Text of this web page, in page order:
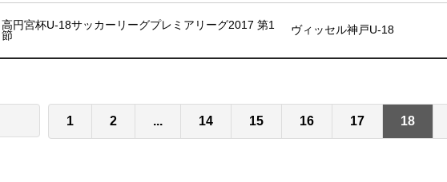
高円宮杯U-18サッカーリーグプレミアリーグ2017 第1
節
ヴィッセル神戸U-18
1 2 ... 14 15 16 17 18